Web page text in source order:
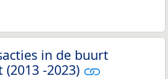
in de buurt
-2023)